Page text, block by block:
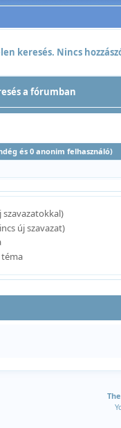
keresés. Nincs
és 0 anonim felhasználó)
szavazatokkal)
új szavazat)